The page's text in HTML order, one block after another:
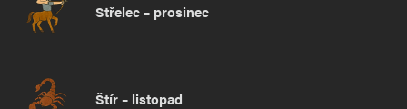
Střelec – prosinec
Štír – listopad